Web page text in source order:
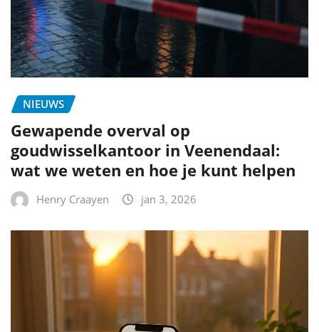
NIEUWS
Gewapende overval op
goudwisselkantoor in Veenendaal:
wat we weten en hoe je kunt helpen
Henry Craayen jan 3, 2026